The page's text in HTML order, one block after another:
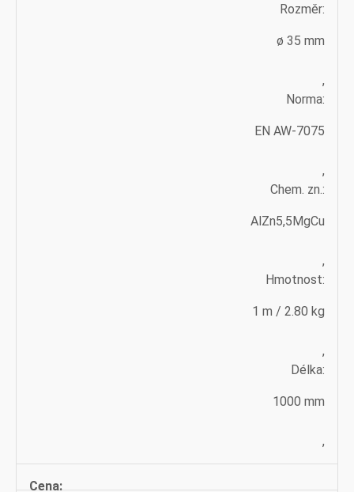
Rozměr:
ø 35 mm
,
Norma:
EN AW-7075
,
Chem. zn.:
AlZn5,5MgCu
,
Hmotnost:
1 m / 2.80 kg
,
Délka:
1000 mm
,